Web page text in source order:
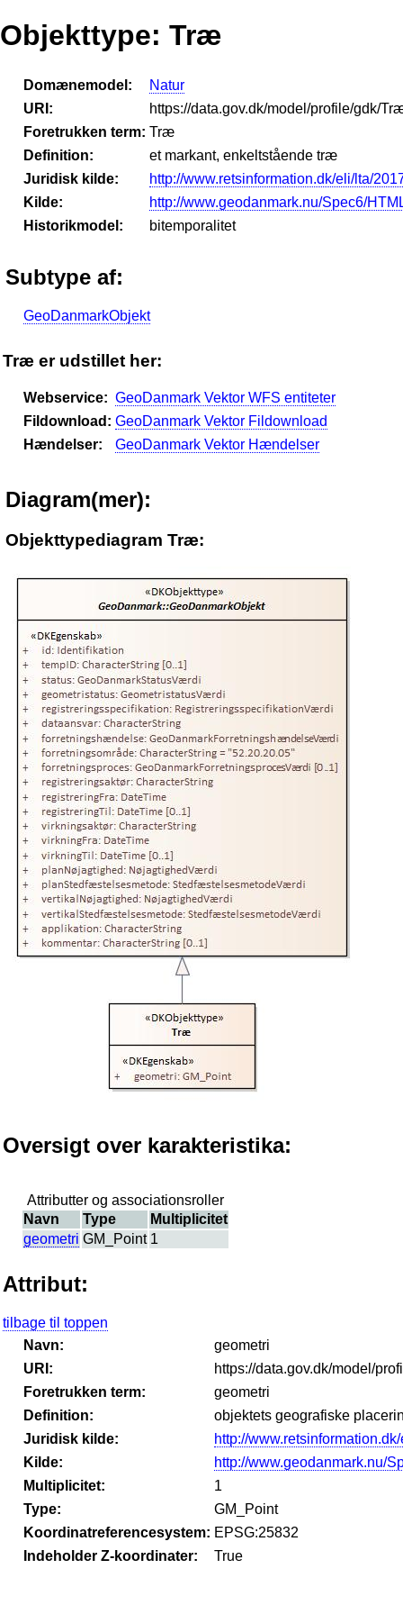
Objekttype: Træ
Domænemodel:
Natur
URI:
https://data.gov.dk/model/profile/gdk/
Foretrukken term: Træ
Definition:
et markant, enkeltstående træ
Juridisk kilde:
http://www.retsinformation.dk/eli/lta/
Kilde:
http://www.geodanmark.nu/Spec6/
Historikmodel:
bitemporalitet
Subtype af:
GeoDanmarkObjekt
Træ er udstillet her:
Webservice: GeoDanmark Vektor WFS entiteter
Fildownload: GeoDanmark Vektor Fildownload
Hændelser:
GeoDanmark Vektor Hændelser
Diagram(mer):
Objekttypediagram Træ:
Oversigt over karakteristika:
Attributter og associationsroller
Navn
Type
Multiplicitet
geometri GM_Point 1
Attribut:
tilbage til toppen
Navn:
geometri
URI:
https://data.gov.dk/model/
Foretrukken term:
geometri
Definition:
objektets geografiske
Juridisk kilde:
http://
Kilde:
http://www.geodanmark.nu/
Multiplicitet:
1
Type:
GM_Point
Koordinatreferencesystem: EPSG:25832
Indeholder Z-koordinater:
True